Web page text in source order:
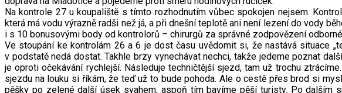
Na kontrole 27 u koupaliště s tímto rozhodnutím vůbec spokojen nejsem.
která má vodu výrazně radši než já, a při dnešní teplotě ani není lezení do vody
i s 10 bonusovými body od kontrolorů – chirurgů za správné zodpovězení
Ve stoupání ke kontrolám 26 a 6 je dost času uvědomit si, že nastává situace
v podstatě nedá dostat. Takhle brzy vynechávat nechci, takže jedeme poznat
je oproti očekávání rychlejší. Následuje techničtější sjezd, tam už trochu
sjezdu na louku si říkám, že teď už to bude pohoda. Ale o cestě přes brod si
pěšky po zelené další úsek svahem, aspoň tím bavíme pěší turisty. Po dalším